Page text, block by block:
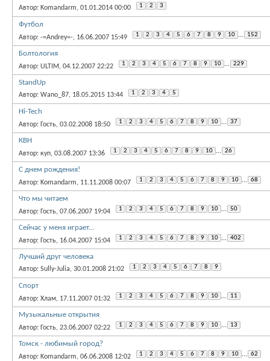
Автор: Komandarm, 01.01.2014 00:00 1 2 3
Футбол
Автор: -=Andrey=-, 16.06.2007 15:49 1 2 3 4 5 6 7 8 9 10 ... 152
Болтология
Автор: ULTIM, 04.12.2007 22:22 1 2 3 4 5 6 7 8 9 10 ... 229
StandUp
Автор: Wano_87, 18.05.2015 13:44 1 2 3 4 5
Hi-Tech
Автор: Гость, 03.02.2008 18:50 1 2 3 4 5 6 7 8 9 10 ... 37
КВН
Автор: куп, 03.08.2007 13:36 1 2 3 4 5 6 7 8 9 10 ... 26
С днем рождения!
Автор: Komandarm, 11.11.2008 00:07 1 2 3 4 5 6 7 8 9 10 ... 68
Что мы читаем
Автор: Гость, 07.06.2007 19:04 1 2 3 4 5 6 7 8 9 10 ... 50
Сейчас у меня играет...
Автор: Гость, 16.04.2007 15:04 1 2 3 4 5 6 7 8 9 10 ... 402
Лучший друг человека
Автор: Sully-Julia, 30.01.2008 21:02 1 2 3 4 5 6 7 8 9
Спорт
Автор: Хлам, 17.11.2007 01:32 1 2 3 4 5 6 7 8 9 10 ... 11
Музыкальные открытия
Автор: Гость, 23.06.2007 02:22 1 2 3 4 5 6 7 8 9 10 ... 13
Томск - любимый город?
Автор: Komandarm, 06.06.2008 12:02 1 2 3 4 5 6 7 8 9 10 ... 62